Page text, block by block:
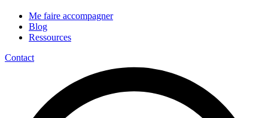
Me faire accompagner
Blog
Ressources
Contact